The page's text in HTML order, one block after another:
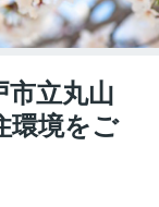
市立丸山
環境をご